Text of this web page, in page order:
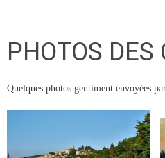
PHOTOS DES
Quelques photos gentiment envoyées